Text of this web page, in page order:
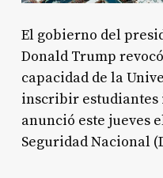
El gobierno del
Donald Trump
capacidad de la
inscribir estudiantes
anunció este jueves
Seguridad Nacional